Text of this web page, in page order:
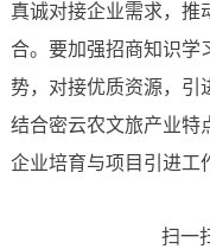
真诚对接企业需求，推
合。要加强招商知识学
势，对接优质资源，引
结合密云农文旅产业特
企业培育与项目引进工
扫一